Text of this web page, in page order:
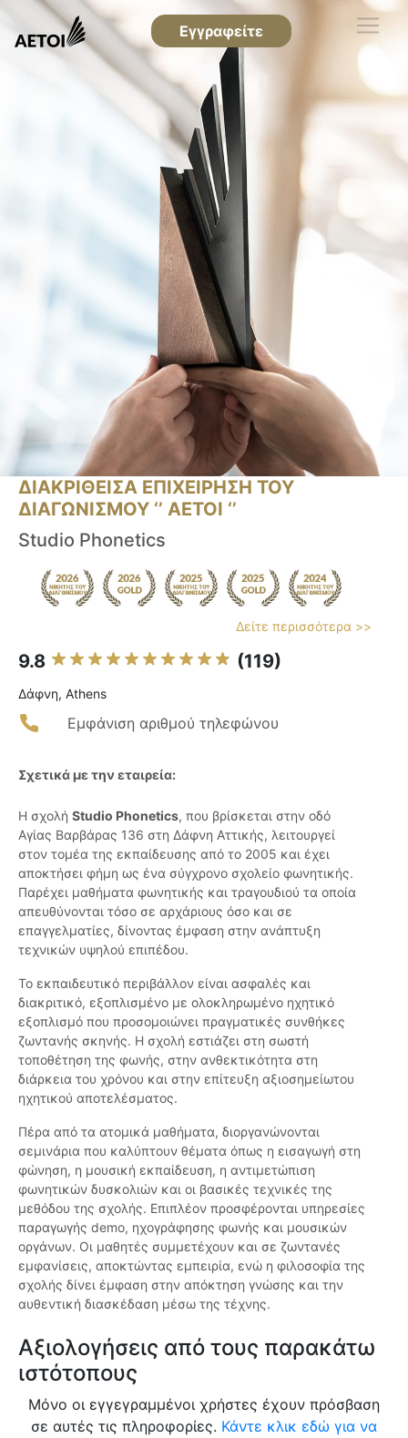
Εγγραφείτε
ΔΙΑΚΡΙΘΕΙΣΑ ΕΠΙΧΕΙΡΗΣΗ ΤΟΥ
ΔΙΑΓΩΝΙΣΜΟΥ ‘’ ΑΕΤΟΙ ‘’
Studio Phonetics
Δείτε περισσότερα >>
9.8 (119)
Δάφνη, Athens
Εμφάνιση αριθμού τηλεφώνου
Σχετικά με την εταιρεία:
Η σχολή Studio Phonetics, που βρίσκεται στην οδό
Αγίας Βαρβάρας 136 στη Δάφνη Αττικής, λειτουργεί
στον τομέα της εκπαίδευσης από το 2005 και έχει
αποκτήσει φήμη ως ένα σύγχρονο σχολείο φωνητικής.
Παρέχει μαθήματα φωνητικής και τραγουδιού τα οποία
απευθύνονται τόσο σε αρχάριους όσο και σε
επαγγελματίες, δίνοντας έμφαση στην ανάπτυξη
τεχνικών υψηλού επιπέδου.
Το εκπαιδευτικό περιβάλλον είναι ασφαλές και
διακριτικό, εξοπλισμένο με ολοκληρωμένο ηχητικό
εξοπλισμό που προσομοιώνει πραγματικές συνθήκες
ζωντανής σκηνής. Η σχολή εστιάζει στη σωστή
τοποθέτηση της φωνής, στην ανθεκτικότητα στη
διάρκεια του χρόνου και στην επίτευξη αξιοσημείωτου
ηχητικού αποτελέσματος.
Πέρα από τα ατομικά μαθήματα, διοργανώνονται
σεμινάρια που καλύπτουν θέματα όπως η εισαγωγή στη
φώνηση, η μουσική εκπαίδευση, η αντιμετώπιση
φωνητικών δυσκολιών και οι βασικές τεχνικές της
μεθόδου της σχολής. Επιπλέον προσφέρονται υπηρεσίες
παραγωγής demo, ηχογράφησης φωνής και μουσικών
οργάνων. Οι μαθητές συμμετέχουν και σε ζωντανές
εμφανίσεις, αποκτώντας εμπειρία, ενώ η φιλοσοφία της
σχολής δίνει έμφαση στην απόκτηση γνώσης και την
αυθεντική διασκέδαση μέσω της τέχνης.
Αξιολογήσεις από τους παρακάτω
ιστότοπους
Μόνο οι εγγεγραμμένοι χρήστες έχουν πρόσβαση
σε αυτές τις πληροφορίες. Κάντε κλικ εδώ για να